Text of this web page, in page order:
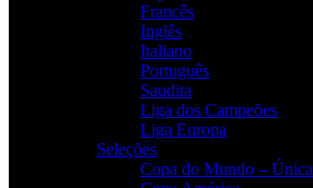
Francês
Inglês
Italiano
Português
Saudita
Liga dos Campeões
Liga Europa
Seleções
Copa do Mundo – Única